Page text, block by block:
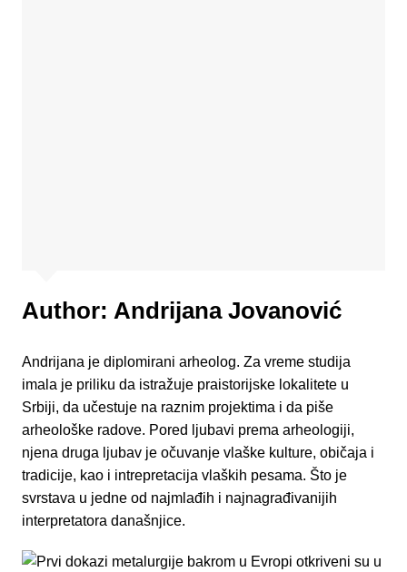
Author: Andrijana Jovanović
Andrijana je diplomirani arheolog. Za vreme studija
imala je priliku da istražuje praistorijske lokalitete u
Srbiji, da učestuje na raznim projektima i da piše
arheološke radove. Pored ljubavi prema arheologiji,
njena druga ljubav je očuvanje vlaške kulture, običaja i
tradicije, kao i intrepretacija vlaških pesama. Što je
svrstava u jedne od najmlađih i najnagrađivanijih
interpretatora današnjice.